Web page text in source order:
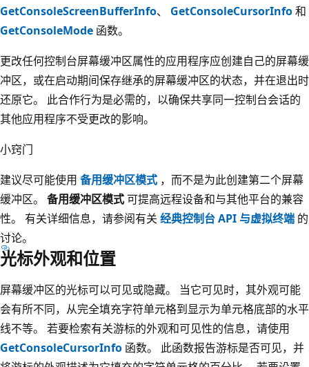
GetConsoleScreenBufferInfo、 GetConsoleCursorInfo和
GetConsoleMode 函数。
更改任何控制台屏幕缓冲区属性的应用程序应创建自己的屏幕缓
冲区，或在启动期间保存继承的屏幕缓冲区的状态，并在退出时
还原它。 此合作行为是必需的，以确保共享同一控制台会话的
其他应用程序不受更改的影响。
小窍门
建议尽可能使用 备用缓冲区模式 ，而不是为此创建第二个屏幕
缓冲区。 备用缓冲区模式可提高远程设备和与其他平台的兼容
性。 有关详细信息，请参阅有关 经典控制台 API 与虚拟终端 的
讨论。
光标外观和位置
屏幕缓冲区的光标可以可见或隐藏。 当它可见时，其外观可能
会有所不同，从完全填充字符单元格到显示为单元格底部的水平
线不等。 若要检索有关游标的外观和可见性的信息，请使用
GetConsoleCursorInfo 函数。 此函数报告游标是否可见，并